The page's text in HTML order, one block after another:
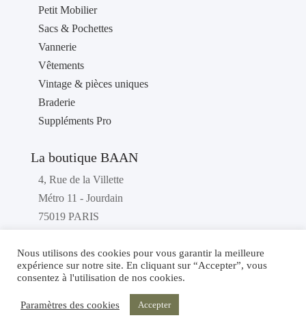
Petit Mobilier
Sacs & Pochettes
Vannerie
Vêtements
Vintage & pièces uniques
Braderie
Suppléments Pro
La boutique BAAN
4, Rue de la Villette
Métro 11 - Jourdain
75019 PARIS
Téléphone : 01 40 36 46 87
Nous utilisons des cookies pour vous garantir la meilleure
expérience sur notre site. En cliquant sur “Accepter”, vous
consentez à l'utilisation de nos cookies.
Paramètres des cookies Accepter